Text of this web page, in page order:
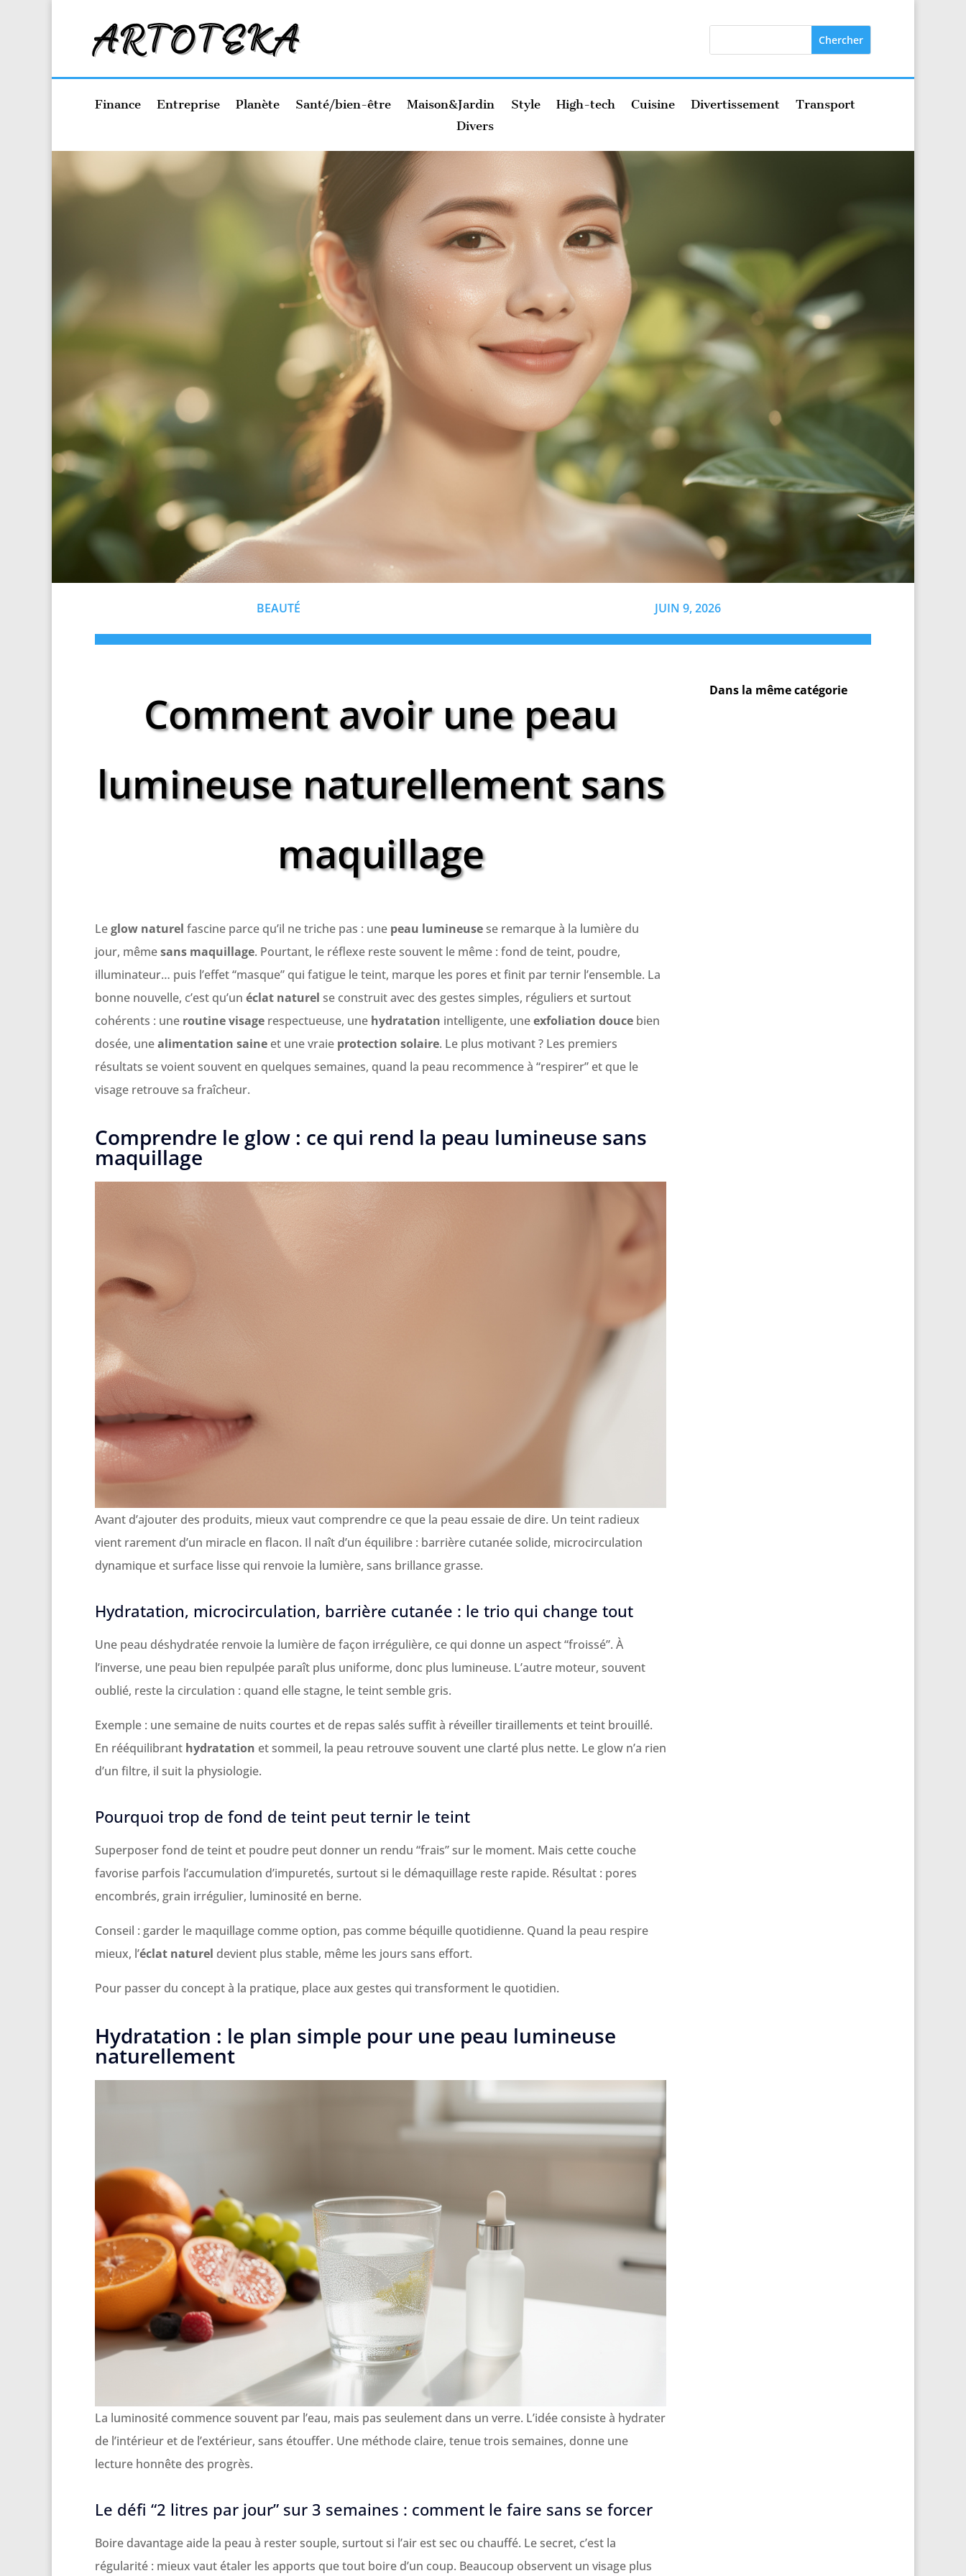
Finance Entreprise Planète Santé/bien-être Maison&Jardin Style High-tech Cuisine Divertissement
Transport
Divers
BEAUTÉ JUIN 9, 2026
Comment avoir une peau
lumineuse naturellement sans
maquillage
Leglow naturel fascine parce qu’il ne triche pas : une peau lumineusese remarque à la lumière du
jour, mêmesans maquillage. Pourtant, le réflexe reste souvent le même : fond de teint, poudre,
illuminateur… puis l’effet “masque” qui fatigue le teint, marque les pores et finit par ternir l’ensemble. La
bonne nouvelle, c’est qu’un éclat naturel se construit avec des gestes simples, réguliers et surtout
cohérents : une routine visage respectueuse, une hydratation intelligente, uneexfoliation douce bien
dosée, unealimentation saine et une vraie protection solaire. Le plus motivant ? Les premiers
résultats se voient souvent en quelques semaines, quand la peau recommence à “respirer” et que le
visage retrouve sa fraîcheur.
Comprendre le glow : ce qui rend la peau lumineuse sans
maquillage
Avant d’ajouter des produits, mieux vaut comprendre ce que la peau essaie de dire. Un teint radieux
vient rarement d’un miracle en flacon. Il naît d’un équilibre : barrière cutanée solide, microcirculation
dynamique et surface lisse qui renvoie la lumière, sans brillance grasse.
Hydratation, microcirculation, barrière cutanée : le trio qui change tout
Une peau déshydratée renvoie la lumière de façon irrégulière, ce qui donne un aspect “froissé”. À
l’inverse, une peau bien repulpée paraît plus uniforme, donc plus lumineuse. L’autre moteur, souvent
oublié, reste la circulation : quand elle stagne, le teint semble gris.
Exemple : une semaine de nuits courtes et de repas salés suffit à réveiller tiraillements et teint brouillé.
En rééquilibrant hydratation et sommeil, la peau retrouve souvent une clarté plus nette. Le glow n’a rien
d’un filtre, il suit la physiologie.
Pourquoi trop de fond de teint peut ternir le teint
Superposer fond de teint et poudre peut donner un rendu “frais” sur le moment. Mais cette couche
favorise parfois l’accumulation d’impuretés, surtout si le démaquillage reste rapide. Résultat : pores
encombrés, grain irrégulier, luminosité en berne.
Conseil : garder le maquillage comme option, pas comme béquille quotidienne. Quand la peau respire
mieux, l’éclat naturel devient plus stable, même les jours sans effort.
Pour passer du concept à la pratique, place aux gestes qui transforment le quotidien.
Hydratation : le plan simple pour une peau lumineuse
naturellement
La luminosité commence souvent par l’eau, mais pas seulement dans un verre. L’idée consiste à hydrater
de l’intérieur et de l’extérieur, sans étouffer. Une méthode claire, tenue trois semaines, donne une
lecture honnête des progrès.
Le défi “2 litres par jour” sur 3 semaines : comment le faire sans se forcer
Boire davantage aide la peau à rester souple, surtout si l’air est sec ou chauffé. Le secret, c’est la
régularité : mieux vaut étaler les apports que tout boire d’un coup. Beaucoup observent un visage plus
Dans la même catégorie